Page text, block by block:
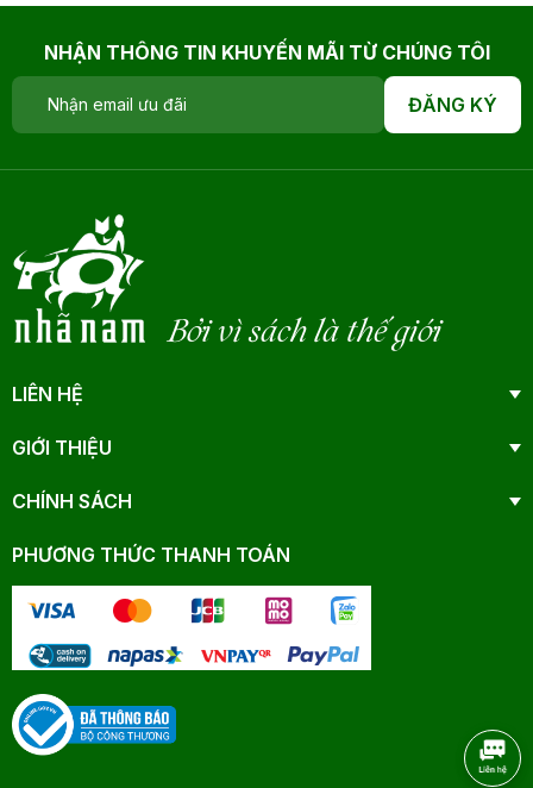
NHẬN THÔNG TIN KHUYẾN MÃI TỪ CHÚNG TÔI
ĐĂNG KÝ
Bởi vì sách là thế giới
LIÊN HỆ
GIỚI THIỆU
CHÍNH SÁCH
PHƯƠNG THỨC THANH TOÁN